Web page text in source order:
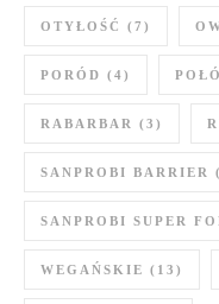
OTYŁOŚĆ (7)
PORÓD (4)
RABARBAR (3)
SANPROBI BARRIER
SANPROBI SUPER
WEGAŃSKIE (13)